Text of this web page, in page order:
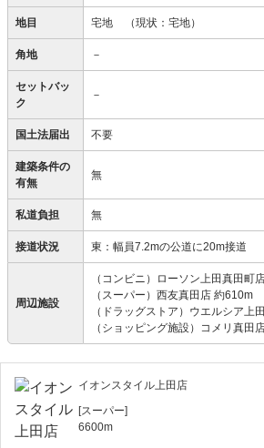
地目 宅地 （現状：宅地）
角地 －
セットバッ
ク
－
国土法届出 不要
建築条件の
有無
無
私道負担 無
接道状況 東：幅員7.2mの公道に20m接道
周辺施設
（コンビニ）ローソン上田真田町
（スーパー）西友真田店 約610m
（ドラッグストア）ウエルシア上
（ショッピング施設）コメリ真田
イオンスタイル上田店
[スーパー]
6600m